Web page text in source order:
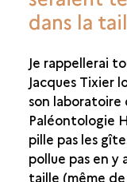
dans la
Je rappellerai
Jacques Tixier
son laboratoire
Paléontologie
pille pas les
pollue pas en
taille (même